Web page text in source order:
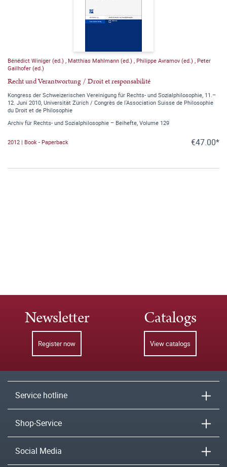
Bénédict Winiger (ed.) Matthias Mahlmann (ed.) Philippe Avramov (ed.)
Peter
Gailhofer (ed.)
Recht und Verantwortung / Droit et responsabilité
Kongress der Schweizerischen Vereinigung für Rechts- und Sozialphilosophie, 11.–
12. Juni 2010, Universität Zürich / Congrès de l'Association Suisse de Philosophie
du Droit et de Philosophie
Archiv für Rechts- und Sozialphilosophie – Beihefte, Volume 129
2012 | Book - Paperback €47.00*
Newsletter
Register now
Catalogs
View catalogs
Service hotline
Shop-Service
Social Media